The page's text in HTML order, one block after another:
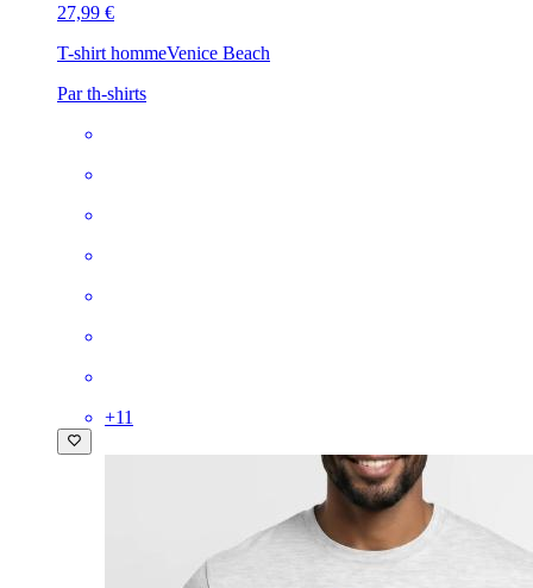
27,99 €
T-shirt hommeVenice Beach
Par th-shirts
+11